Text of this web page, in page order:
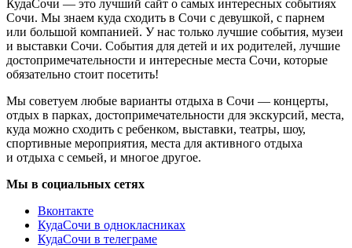
КудаСочи — это лучший сайт о самых интересных событиях
Сочи. Мы знаем куда сходить в Сочи с девушкой, с парнем
или большой компанией. У нас только лучшие события, музеи
и выставки Сочи. События для детей и их родителей, лучшие
достопримечательности и интересные места Сочи, которые
обязательно стоит посетить!
Мы советуем любые варианты отдыха в Сочи — концерты,
отдых в парках, достопримечательности для экскурсий, места,
куда можно сходить с ребенком, выставки, театры, шоу,
спортивные мероприятия, места для активного отдыха
и отдыха с семьей, и многое другое.
Мы в социальных сетях
Вконтакте
КудаСочи в однокласниках
КудаСочи в телеграме